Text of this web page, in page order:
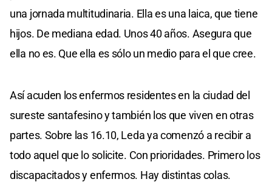
una jornada multitudinaria. Ella es una laica, que tiene
hijos. De mediana edad. Unos 40 años. Asegura que
ella no es. Que ella es sólo un medio para el que cree.
Así acuden los enfermos residentes en la ciudad del
sureste santafesino y también los que viven en otras
partes. Sobre las 16.10, Leda ya comenzó a recibir a
todo aquel que lo solicite. Con prioridades. Primero los
discapacitados y enfermos. Hay distintas colas.